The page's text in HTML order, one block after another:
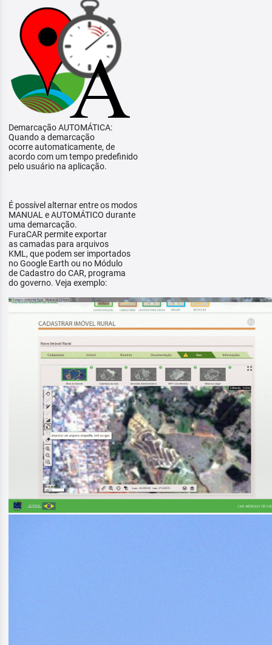
Demarcação AUTOMÁTICA:
Quando a demarcação
ocorre automaticamente, de
acordo com um tempo predefinido
pelo usuário na aplicação.
É possível alternar entre os modos
MANUAL e AUTOMÁTICO durante
uma demarcação.
FuraCAR permite exportar
as camadas para arquivos
KML, que podem ser importados
no Google Earth ou no Módulo
de Cadastro do CAR, programa
do governo. Veja exemplo: